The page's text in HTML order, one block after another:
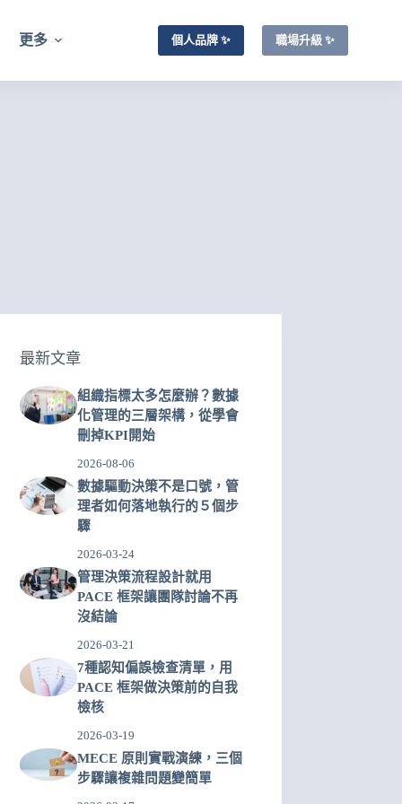
更多 個人品牌 ✨ 職場升級 ✨
最新文章
組織指標太多怎麼辦？數據
化管理的三層架構，從學會
刪掉KPI開始
2026-08-06
數據驅動決策不是口號，管
理者如何落地執行的５個步
驟
2026-03-24
管理決策流程設計就用
PACE 框架讓團隊討論不再
沒結論
2026-03-21
7種認知偏誤檢查清單，用
PACE 框架做決策前的自我
檢核
2026-03-19
MECE 原則實戰演練，三個
步驟讓複雜問題變簡單